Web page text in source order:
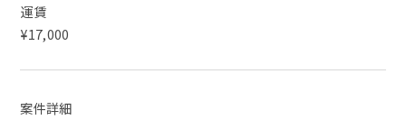
運賃
¥17,000
案件詳細